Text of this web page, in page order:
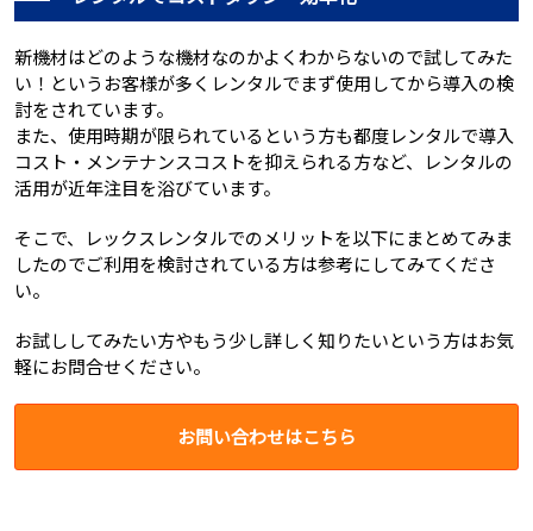
新機材はどのような機材なのかよくわからないので試してみた
い！というお客様が多くレンタルでまず使用してから導入の検
討をされています。
また、使用時期が限られているという方も都度レンタルで導入
コスト・メンテナンスコストを抑えられる方など、レンタルの
活用が近年注目を浴びています。
そこで、レックスレンタルでのメリットを以下にまとめてみま
したのでご利用を検討されている方は参考にしてみてくださ
い。
お試ししてみたい方やもう少し詳しく知りたいという方はお気
軽にお問合せください。
お問い合わせはこちら